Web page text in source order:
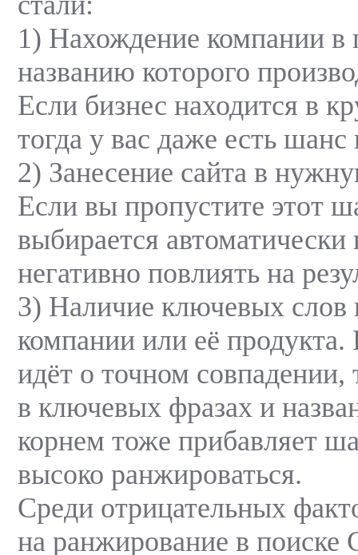
1) Нахождение компании в
названию которого
Если бизнес находится в
тогда у вас даже есть
2) Занесение сайта в
Если вы пропустите этот
выбирается
негативно повлиять на
3) Наличие ключевых слов
компании или её продукта.
идёт о точном совпадении,
в ключевых фразах и
корнем тоже прибавляет
высоко ранжироваться.
Среди отрицательных
на ранжирование в поиске